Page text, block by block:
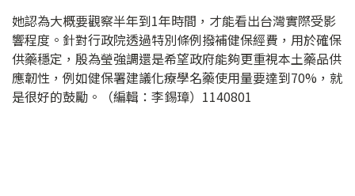
她認為大概要觀察半年到1年時間，才能看出台灣實際受影
響程度。針對行政院透過特別條例撥補健保經費，用於確保
供藥穩定，殷為瑩強調還是希望政府能夠更重視本土藥品供
應韌性，例如健保署建議化療學名藥使用量要達到70%，就
是很好的鼓勵。（編輯：李錫璋）1140801